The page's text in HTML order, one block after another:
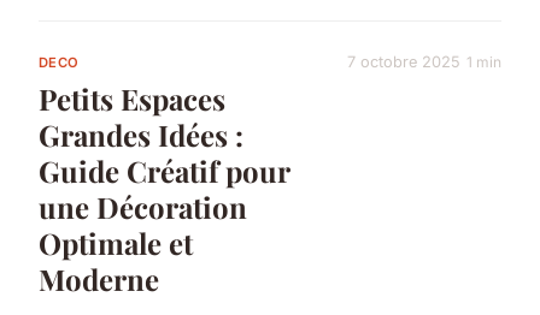
DECO
Petits Espaces
Grandes Idées :
Guide Créatif pour
une Décoration
Optimale et
Moderne
7 octobre 2025 1 min